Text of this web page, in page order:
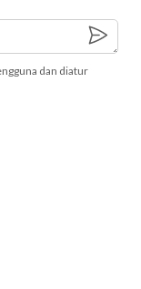
dan diatur